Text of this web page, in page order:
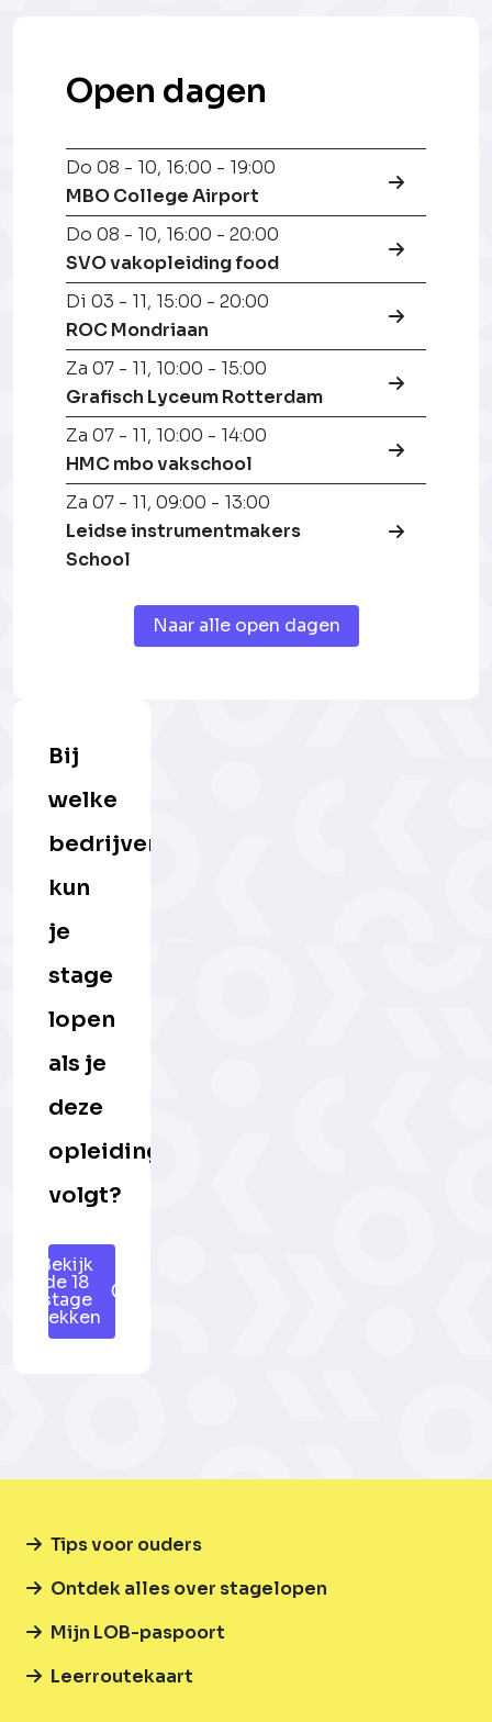
Open dagen
Do 08 - 10, 16:00 - 19:00
MBO College Airport
Do 08 - 10, 16:00 - 20:00
SVO vakopleiding food
Di 03 - 11, 15:00 - 20:00
ROC Mondriaan
Za 07 - 11, 10:00 - 15:00
Grafisch Lyceum Rotterdam
Za 07 - 11, 10:00 - 14:00
HMC mbo vakschool
Za 07 - 11, 09:00 - 13:00
Leidse instrumentmakers
School
Naar alle open dagen
Bij
welke
bedrijven
kun
je
stage
lopen
als je
deze
opleiding
volgt?
Bekijk
de 18
stage
plekken
Tips voor ouders
Ontdek alles over stagelopen
Mijn LOB-paspoort
Leerroutekaart